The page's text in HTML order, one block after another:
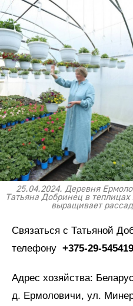
25.04.2024. Деревня
Татьяна Добринец в теплицах
выращивает
Связаться с Татьяной
телефону +375-29-
Адрес хозяйства:
д. Ермоловичи, ул.